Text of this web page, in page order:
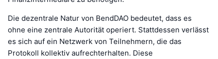
Die dezentrale Natur von BendDAO bedeutet, dass es
ohne eine zentrale Autorität operiert. Stattdessen verlässt
es sich auf ein Netzwerk von Teilnehmern, die das
Protokoll kollektiv aufrechterhalten. Diese